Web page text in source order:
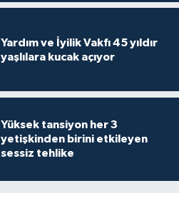
Yardım ve İyilik Vakfı 45 yıldır
yaşlılara kucak açıyor
Yüksek tansiyon her 3
yetişkinden birini etkileyen
sessiz tehlike